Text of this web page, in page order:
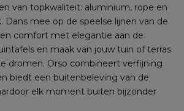
van topkwaliteit: aluminium, rope en
Dans mee op de speelse lijnen van de
comfort met elegantie aan de
en maak van jouw tuin of terras
dromen. Orso combineert verfijning
biedt een buitenbeleving van de
elk moment buiten bijzonder